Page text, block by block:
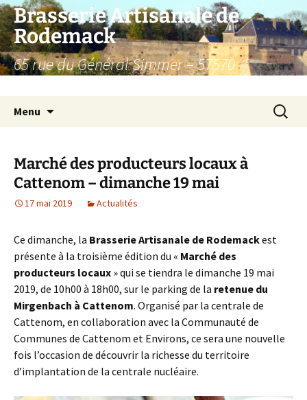
Aller
au
contenu
Brasserie Artisanale de
Rodemack
65 rue du Général Simmer – 57570
Menu
Marché des producteurs locaux à
Cattenom – dimanche 19 mai
17 mai 2019 Actualités
Ce dimanche, la Brasserie Artisanale de Rodemackest
présente à la troisième édition du « Marché des
producteurs locaux » qui se tiendra le dimanche 19 mai
2019, de 10h00 à 18h00, sur le parking de la retenue du
Mirgenbach à Cattenom. Organisé par la centrale de
Cattenom, en collaboration avec la Communauté de
Communes de Cattenom et Environs, ce sera une nouvelle
fois l’occasion de découvrir la richesse du territoire
d’implantation de la centrale nucléaire.